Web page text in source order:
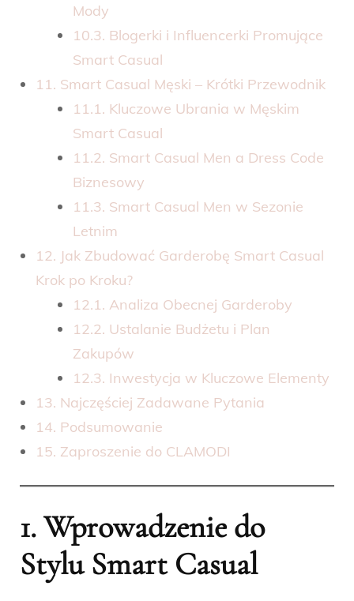
Mody
10.3. Blogerki i Influencerki Promujące
Smart Casual
11. Smart Casual Męski – Krótki Przewodnik
11.1. Kluczowe Ubrania w Męskim
Smart Casual
11.2. Smart Casual Men a Dress Code
Biznesowy
11.3. Smart Casual Men w Sezonie
Letnim
12. Jak Zbudować Garderobę Smart Casual
Krok po Kroku?
12.1. Analiza Obecnej Garderoby
12.2. Ustalanie Budżetu i Plan
Zakupów
12.3. Inwestycja w Kluczowe Elementy
13. Najczęściej Zadawane Pytania
14. Podsumowanie
15. Zaproszenie do CLAMODI
1. Wprowadzenie do
Stylu Smart Casual